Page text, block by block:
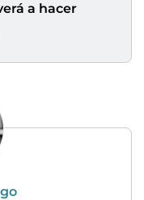
a hacer